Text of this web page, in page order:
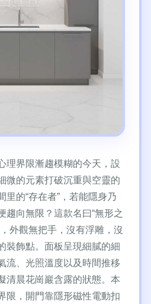
理界限漸趨模糊的今天，設
微的元素打破沉重與空靈的
里的“存在者”，若能隱身乃
趨向無限？這款名曰“無形之
外觀無把手，沒有浮雕，沒
裝飾點。面板呈現細膩的細
、光照溫度以及時間推移
清晨花崗巖含露的狀態。本
限，開門靠隱形磁性電動扣